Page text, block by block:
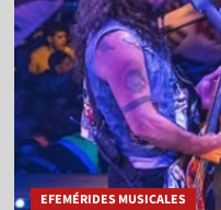
EFEMÉRIDES MUSICALES